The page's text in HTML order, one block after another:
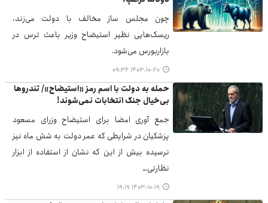
چون مجلس ساز مخالف با دولت می‌زند،
ریسک‌هایی نظیر استیضاح وزیر باعث ترس در
بازاربورس می‌شود.
۱۴۰۳-۱۰-۲۰ ۰۹:۳۶
حمله به دولت با اسم رمز «استیضاح»/ تندروها
بی‌خیال جنگ انتخابات نمی‌شوند!
جمع آوری امضا برای استیضاح وزرای مسعود
پزشکیان در شرایطی که عمر دولت به شش ماه نیز
نرسیده بیش از این که نشان از استفاده از ابزار
نظارتی…
۱۴۰۳-۱۰-۱۹ ۱۹:۱۹